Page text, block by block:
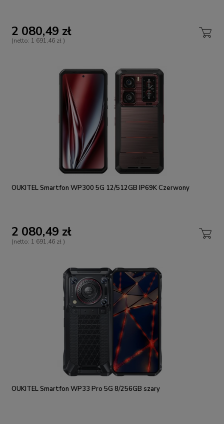
2 080,49 zł
(netto: 1 691,46 zł )
OUKITEL Smartfon WP300 5G 12/512GB IP69K Czerwony
2 080,49 zł
(netto: 1 691,46 zł )
OUKITEL Smartfon WP33 Pro 5G 8/256GB szary